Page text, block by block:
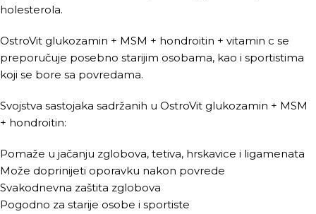
holesterola.
OstroVit glukozamin + MSM + hondroitin + vitamin c se
preporučuje posebno starijim osobama, kao i sportistima
koji se bore sa povredama.
Svojstva sastojaka sadržanih u OstroVit glukozamin + MSM
+ hondroitin:
Pomaže u jačanju zglobova, tetiva, hrskavice i ligamenata
Može doprinijeti oporavku nakon povrede
Svakodnevna zaštita zglobova
Pogodno za starije osobe i sportiste